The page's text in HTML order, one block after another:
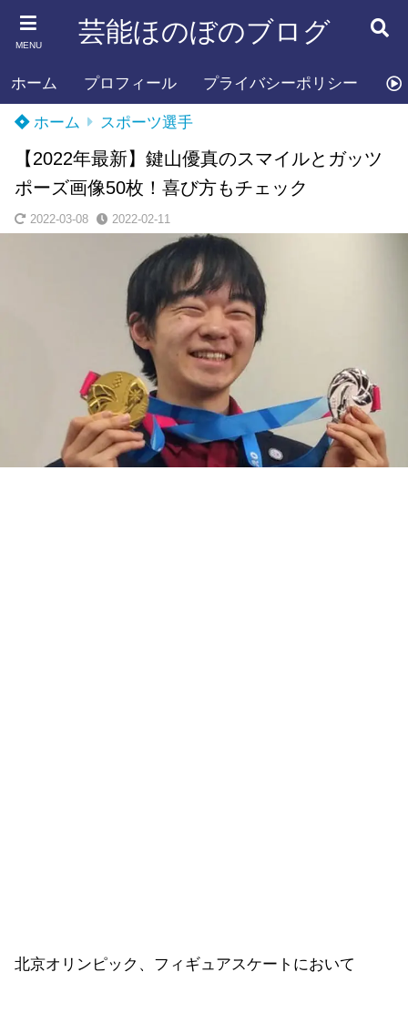
MENU 芸能ほのぼのブログ
ホーム プロフィール プライバシーポリシー お
ホーム スポーツ選手
【2022年最新】鍵山優真のスマイルとガッツ
ポーズ画像50枚！喜び方もチェック
2022-03-08 2022-02-11
北京オリンピック、フィギュアスケートにおいて